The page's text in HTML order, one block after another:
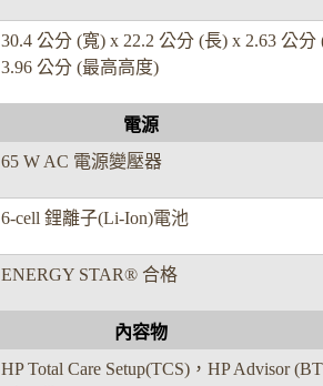
30.4 公分 (寬) x 22.2 公分 (長) x 2.63 公
3.96 公分 (最高高度)
電源
65 W AC 電源變壓器
6-cell 鋰離子(Li-Ion)電池
ENERGY STAR® 合格
內容物
HP Total Care Setup(TCS)，HP Advisor